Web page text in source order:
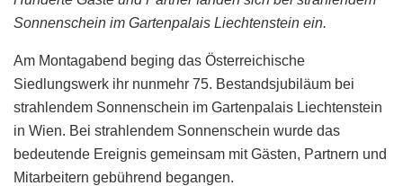
Sonnenschein im Gartenpalais Liechtenstein ein.
Am Montagabend beging das Österreichische
Siedlungswerk ihr nunmehr 75. Bestandsjubiläum bei
strahlendem Sonnenschein im Gartenpalais Liechtenstein
in Wien. Bei strahlendem Sonnenschein wurde das
bedeutende Ereignis gemeinsam mit Gästen, Partnern und
Mitarbeitern gebührend begangen.